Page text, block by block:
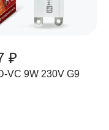
₽
VC 9W 230V G9